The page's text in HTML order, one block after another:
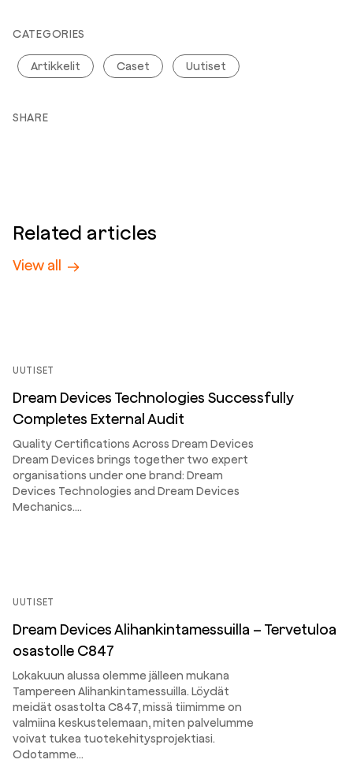
CATEGORIES
Artikkelit Caset Uutiset
SHARE
Related articles
View all
UUTISET
Dream Devices Technologies Successfully
Completes External Audit
Quality Certifications Across Dream Devices
Dream Devices brings together two expert
organisations under one brand: Dream
Devices Technologies and Dream Devices
Mechanics.…
UUTISET
Dream Devices Alihankintamessuilla – Tervetuloa
osastolle C847
Lokakuun alussa olemme jälleen mukana
Tampereen Alihankintamessuilla. Löydät
meidät osastolta C847, missä tiimimme on
valmiina keskustelemaan, miten palvelumme
voivat tukea tuotekehitysprojektiasi.
Odotamme…